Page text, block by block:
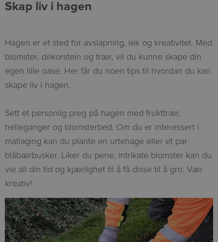
Skap liv i hagen
Hagen er et sted for avslapning, lek og kreativitet. Med
blomster, dekorstein og trær, vil du kunne skape din
egen lille oase. Her får du noen tips til hvordan du kan
skape liv i hagen.
Sett et personlig preg på hagen med frukttrær,
helleganger og blomsterbed. Om du er interessert i
matlaging kan du plante en urtehage eller et par
blåbærbusker. Liker du pene, intrikate blomster kan du
vie all din tid og kjærlighet til å få disse til å gro. Vær
kreativ!